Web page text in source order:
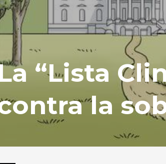
“Lista
la